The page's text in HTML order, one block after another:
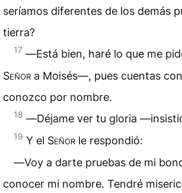
seríamos diferentes de los demás
tierra?
17 ―Está bien, haré lo que me
Señor a Moisés—, pues cuentas
conozco por nombre.
18 ―Déjame ver tu gloria
19 Y el Señor le respondió:
―Voy a darte pruebas de mi
conocer mi nombre. Tendré